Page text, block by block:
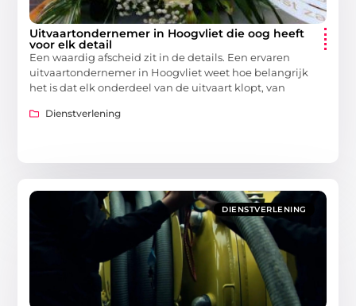
Uitvaartondernemer in Hoogvliet die oog heeft
voor elk detail
Een waardig afscheid zit in de details. Een ervaren
uitvaartondernemer in Hoogvliet weet hoe belangrijk
het is dat elk onderdeel van de uitvaart klopt, van
Dienstverlening
DIENSTVERLENING